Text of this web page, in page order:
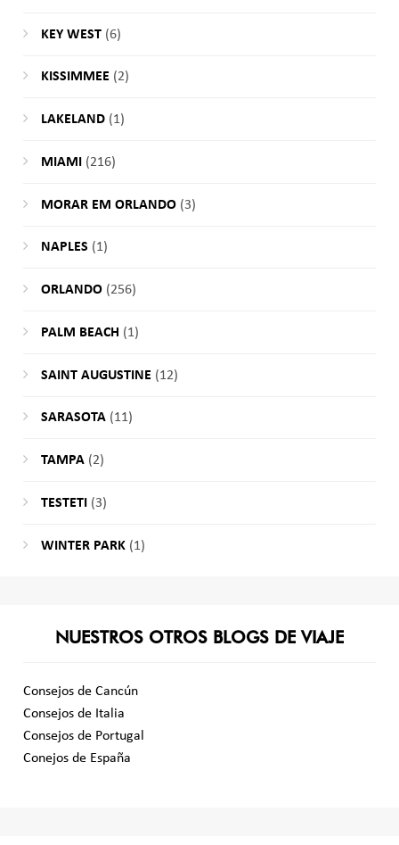
KEY WEST(6)
KISSIMMEE (2)
LAKELAND(1)
MIAMI (216)
MORAR EM ORLANDO(3)
NAPLES (1)
ORLANDO(256)
PALM BEACH (1)
SAINT AUGUSTINE (12)
SARASOTA(11)
TAMPA(2)
TESTETI (3)
WINTER PARK(1)
NUESTROS OTROS BLOGS DE VIAJE
Consejos de Cancún
Consejos de Italia
Consejos de Portugal
Conejos de España